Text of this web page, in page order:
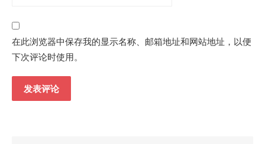
在此浏览器中保存我的显示名称、邮箱地址和网站地址，以便
下次评论时使用。